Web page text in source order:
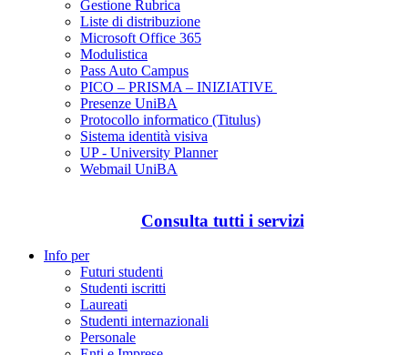
Gestione Rubrica
Liste di distribuzione
Microsoft Office 365
Modulistica
Pass Auto Campus
PICO – PRISMA – INIZIATIVE
Presenze UniBA
Protocollo informatico (Titulus)
Sistema identità visiva
UP - University Planner
Webmail UniBA
Consulta tutti i servizi
Info per
Futuri studenti
Studenti iscritti
Laureati
Studenti internazionali
Personale